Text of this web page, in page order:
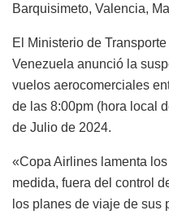
Barquisimeto, Valencia,
El Ministerio de
Venezuela anunció la
vuelos aerocomerciales
de las 8:00pm (hora local
de Julio de 2024.
«Copa Airlines lamenta
medida, fuera del control
los planes de viaje de sus